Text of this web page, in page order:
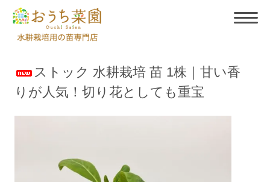
ストック 水耕栽培 苗 1株｜甘い香
りが人気！切り花としても重宝